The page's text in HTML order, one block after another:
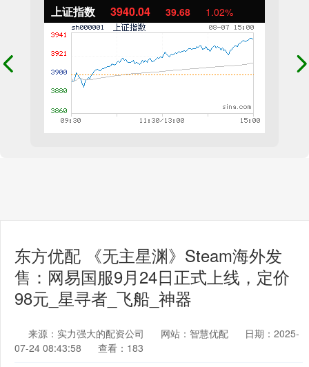
上证指数 3940.04 39.68 1.02%
东方优配 《无主星渊》Steam海外发
售：网易国服9月24日正式上线，定价
98元_星寻者_飞船_神器
来源：实力强大的配资公司 网站：智慧优配
日期：2025-
07-24 08:43:58
查看：183